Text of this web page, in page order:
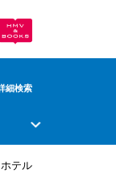
細検索
テル